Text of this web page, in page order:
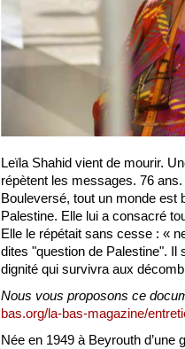
Leïla Shahid vient de mourir.
répètent les messages. 76
Bouleversé, tout un monde est
Palestine. Elle lui a consacré
Elle le répétait sans cesse : «
dites "question de Palestine". Il
dignité qui survivra aux
Nous vous proposons ce
bas.org/la-bas-magazine/
Née en 1949 à Beyrouth d’une